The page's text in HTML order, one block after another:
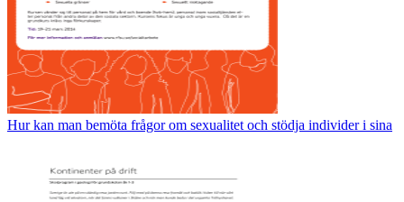
Hur kan man bemöta frågor om sexualitet och stödja individer i sina